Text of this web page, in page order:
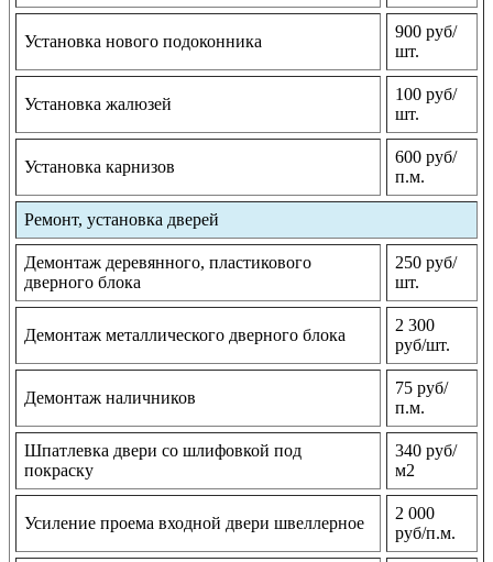
Установка нового подоконника
900 руб/
шт.
Установка жалюзей
100 руб/
шт.
Установка карнизов
600 руб/
п.м.
Ремонт, установка дверей
Демонтаж деревянного, пластикового
дверного блока
250 руб/
шт.
Демонтаж металлического дверного блока
2 300
руб/шт.
Демонтаж наличников
75 руб/
п.м.
Шпатлевка двери со шлифовкой под
покраску
340 руб/
м2
Усиление проема входной двери швеллерное
2 000
руб/п.м.